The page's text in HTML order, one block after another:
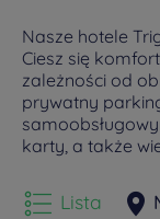
Nasze hotele
Ciesz się
zależności od
prywatny
karty, a także
Lista